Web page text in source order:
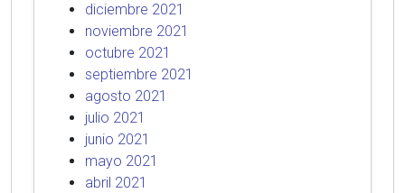
diciembre 2021
noviembre 2021
octubre 2021
septiembre 2021
agosto 2021
julio 2021
junio 2021
mayo 2021
abril 2021